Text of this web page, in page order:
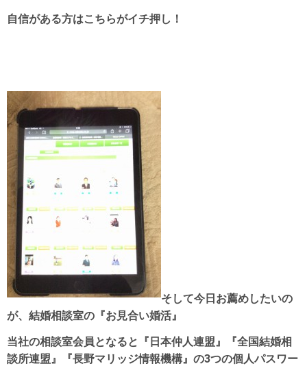
自信がある方はこちらがイチ押し！
そして今日お薦めしたいの
が、結婚相談室の『お見合い婚活』
当社の相談室会員となると『日本仲人連盟』『全国結婚相
談所連盟』『長野マリッジ情報機構』の3つの個人パスワー